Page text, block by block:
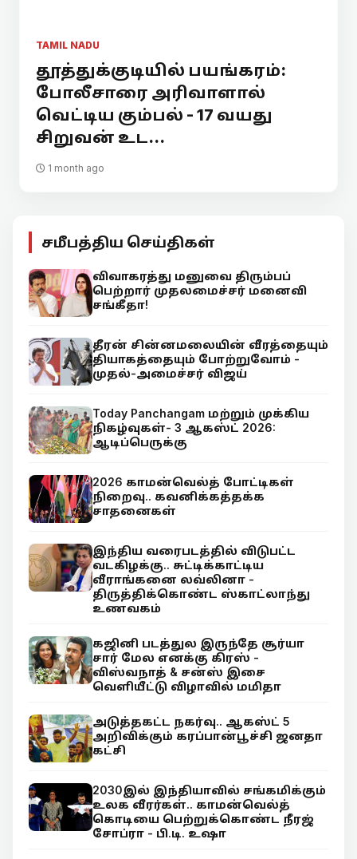
TAMIL NADU
தூத்துக்குடியில் பயங்கரம்:
போலீசாரை அரிவாளால்
வெட்டிய கும்பல் - 17 வயது
சிறுவன் உட...
1 month ago
சமீபத்திய செய்திகள்
விவாகரத்து மனுவை திரும்பப்
பெற்றார் முதலமைச்சர் மனைவி
சங்கீதா!
தீரன் சின்னமலையின் வீரத்தையும்
தியாகத்தையும் போற்றுவோம் -
முதல்-அமைச்சர் விஜய்
Today Panchangam மற்றும் முக்கிய
நிகழ்வுகள்- 3 ஆகஸ்ட் 2026:
ஆடிப்பெருக்கு
2026 காமன்வெல்த் போட்டிகள்
நிறைவு.. கவனிக்கத்தக்க
சாதனைகள்
இந்திய வரைபடத்தில் விடுபட்ட
வடகிழக்கு.. சுட்டிக்காட்டிய
வீராங்கனை லவ்லினா -
திருத்திக்கொண்ட ஸ்காட்லாந்து
உணவகம்
கஜினி படத்துல இருந்தே சூர்யா
சார் மேல எனக்கு கிரஸ் -
விஸ்வநாத் & சன்ஸ் இசை
வெளியீட்டு விழாவில் மமிதா
அடுத்தகட்ட நகர்வு.. ஆகஸ்ட் 5
அறிவிக்கும் கரப்பான்பூச்சி ஜனதா
கட்சி
2030இல் இந்தியாவில் சங்கமிக்கும்
உலக வீரர்கள்.. காமன்வெல்த்
கொடியை பெற்றுக்கொண்ட நீரஜ்
சோப்ரா - பி.டி. உஷா